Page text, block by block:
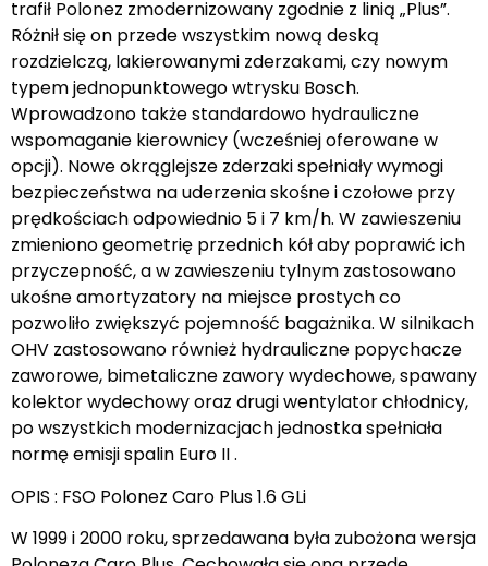
trafił Polonez zmodernizowany zgodnie z linią „Plus”.
Różnił się on przede wszystkim nową deską
rozdzielczą, lakierowanymi zderzakami, czy nowym
typem jednopunktowego wtrysku Bosch.
Wprowadzono także standardowo hydrauliczne
wspomaganie kierownicy (wcześniej oferowane w
opcji). Nowe okrąglejsze zderzaki spełniały wymogi
bezpieczeństwa na uderzenia skośne i czołowe przy
prędkościach odpowiednio 5 i 7 km/h. W zawieszeniu
zmieniono geometrię przednich kół aby poprawić ich
przyczepność, a w zawieszeniu tylnym zastosowano
ukośne amortyzatory na miejsce prostych co
pozwoliło zwiększyć pojemność bagażnika. W silnikach
OHV zastosowano również hydrauliczne popychacze
zaworowe, bimetaliczne zawory wydechowe, spawany
kolektor wydechowy oraz drugi wentylator chłodnicy,
po wszystkich modernizacjach jednostka spełniała
normę emisji spalin Euro II .
OPIS : FSO Polonez Caro Plus 1.6 GLi
W 1999 i 2000 roku, sprzedawana była zubożona wersja